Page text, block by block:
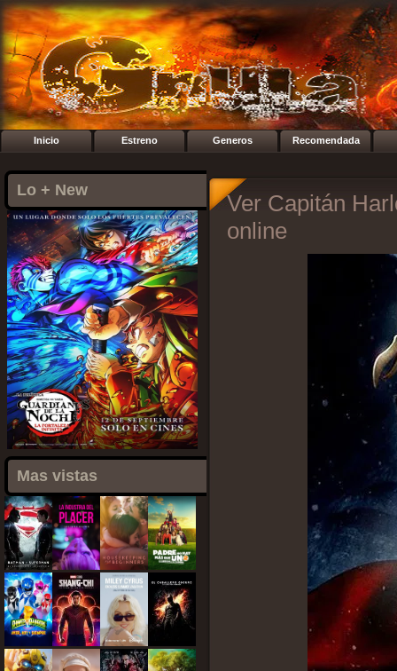
Inicio Estreno Generos Recomendada
Lo + New
Mas vistas
Ver Capitán
online